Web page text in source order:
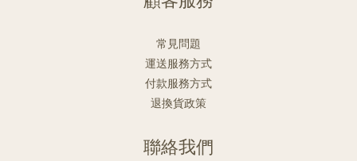
常見問題
運送服務方式
付款服務方式
退換貨政策
聯絡我們